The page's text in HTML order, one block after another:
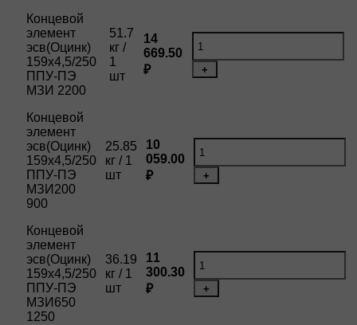
Концевой
элемент
эсв(Оцинк)
159х4,5/250
ППУ-ПЭ
МЗИ 2200
51.7
кг /
1
шт
14
669.50
₽
+
Концевой
элемент
эсв(Оцинк)
159х4,5/250
ППУ-ПЭ
МЗИ200
900
25.85
кг / 1
шт
10
059.00
₽
+
Концевой
элемент
эсв(Оцинк)
159х4,5/250
ППУ-ПЭ
МЗИ650
1250
36.19
кг / 1
шт
11
300.30
₽
+